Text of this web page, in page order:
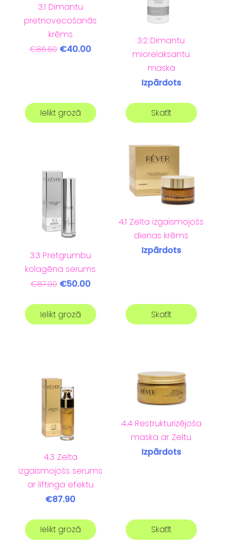
3.1 Dimantu
pretnovecošanās
krēms
€86.60 €40.00
Ielikt grozā
3.2 Dimantu
miorelaksantu
maska
Izpārdots
Skatīt
3.3 Pretgrumbu
kolagēna serums
€87.90 €50.00
Ielikt grozā
4.1 Zelta izgaismojošs
dienas krēms
Izpārdots
Skatīt
4.3 Zelta
izgaismojošs serums
ar liftinga efektu
€87.90
Ielikt grozā
4.4 Restrukturizējoša
maska ar Zeltu
Izpārdots
Skatīt